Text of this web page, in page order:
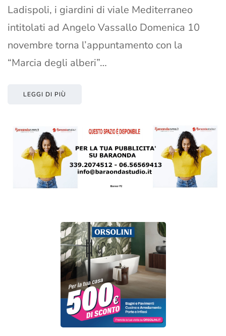
Ladispoli, i giardini di viale Mediterraneo
intitolati ad Angelo Vassallo Domenica 10
novembre torna l’appuntamento con la
“Marcia degli alberi”…
LEGGI DI PIÙ